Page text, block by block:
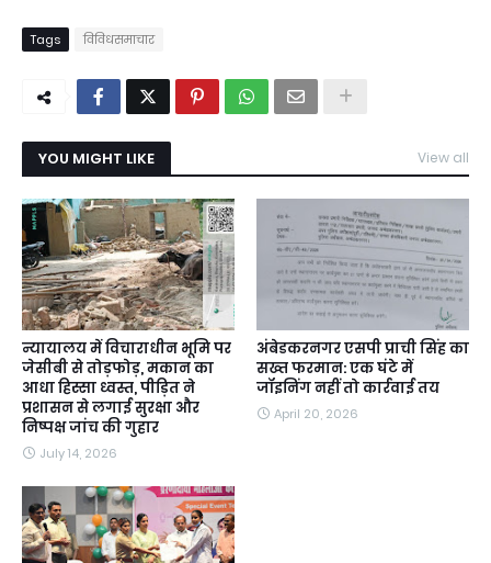
Tags विविधसमाचार
YOU MIGHT LIKE View all
न्यायालय में विचाराधीन भूमि पर
जेसीबी से तोड़फोड़, मकान का
आधा हिस्सा ध्वस्त, पीड़ित ने
प्रशासन से लगाई सुरक्षा और
निष्पक्ष जांच की गुहार
July 14, 2026
अंबेडकरनगर एसपी प्राची सिंह का
सख्त फरमान: एक घंटे में
जॉइनिंग नहीं तो कार्रवाई तय
April 20, 2026